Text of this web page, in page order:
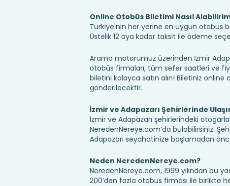
Online Otobüs Biletimi Nasıl
Türkiye'nin her yerine en uygun otobüs
Üstelik 12 aya kadar taksit ile ödeme
Arama motorumuz üzerinden İzmir
otobüs firmaları, tüm sefer saatleri ve
biletini kolayca satın alın! Biletiniz
gönderilecektir.
İzmir ve Adapazarı Şehirlerinde
İzmir ve Adapazarı şehirlerindeki
NeredenNereye.com’da bulabilirsiniz.
Adapazarı seyahatinize başlamadan
Neden NeredenNereye.com?
NeredenNereye.com, 1999 yılından bu
200’den fazla otobüs firması ile birlikte